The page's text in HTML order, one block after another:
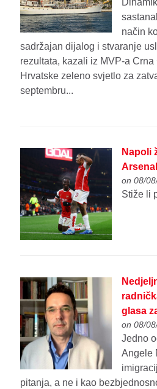
način
sadržajan dijalog i stvaranje
rezultata, kazali iz MVP-a Crna
Hrvatske zeleno svjetlo za
septembru...
Napoli
on 08/
Stiže li
glasa
on 08/
Jedno
Angele
pitanja, a ne i kao